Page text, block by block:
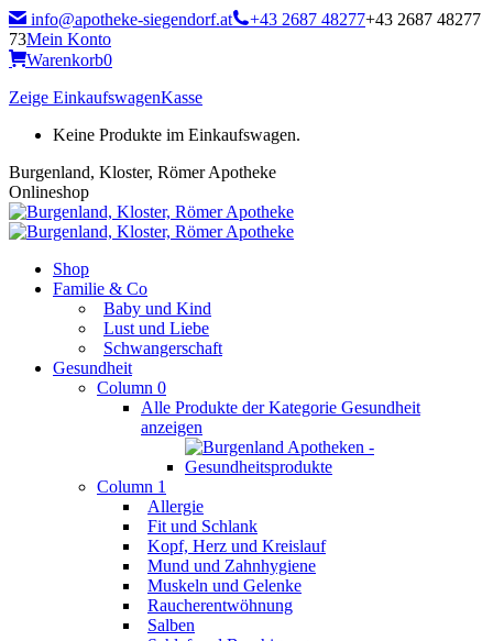
Zum
Inhalt
springen
info@apotheke-siegendorf.at +43 2687 48277+43 2687 48277
73Mein Konto
Warenkorb0
Zeige EinkaufswagenKasse
Keine Produkte im Einkaufswagen.
Burgenland, Kloster, Römer Apotheke
Onlineshop
Shop
Familie & Co
Baby und Kind
Lust und Liebe
Schwangerschaft
Gesundheit
Column 0
Alle Produkte der Kategorie Gesundheit
anzeigen
Column 1
Allergie
Fit und Schlank
Kopf, Herz und Kreislauf
Mund und Zahnhygiene
Muskeln und Gelenke
Raucherentwöhnung
Salben